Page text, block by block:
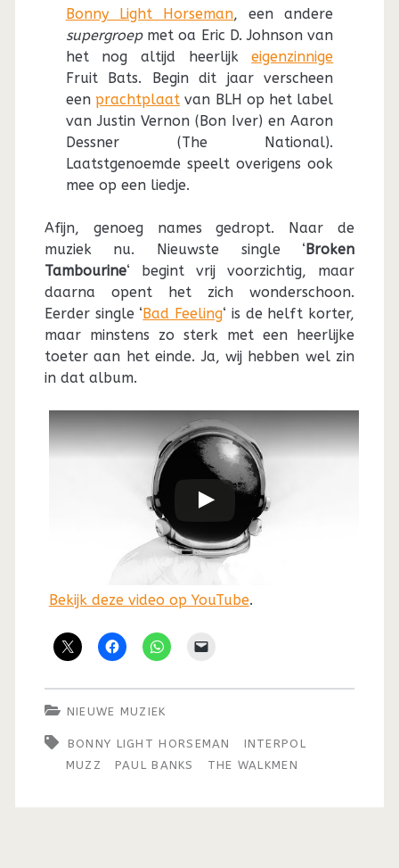
Bonny Light Horseman, een andere
supergroepmet oa Eric D. Johnson van
het nog altijd heerlijkeigenzinnige
Fruit Bats. Begin dit jaar verscheen
een prachtplaat van BLH op het label
van Justin Vernon (Bon Iver) en Aaron
Dessner (The National).
Laatstgenoemde speelt overigens ook
mee op een liedje.
Afijn, genoeg names gedropt. Naar de
muziek nu. Nieuwste single ‘ Broken
Tambourine‘ begint vrij voorzichtig, maar
daarna opent het zich wonderschoon.
Eerder single ‘ Bad Feeling‘ is de helft korter,
maar minstens zo sterk met een heerlijke
toeter aan het einde. Ja, wij hebben wel zin
in dat album.
Bekijk deze video op YouTube.
NIEUWE MUZIEK
BONNY LIGHT HORSEMAN
INTERPOL
MUZZ
PAUL BANKS THE WALKMEN